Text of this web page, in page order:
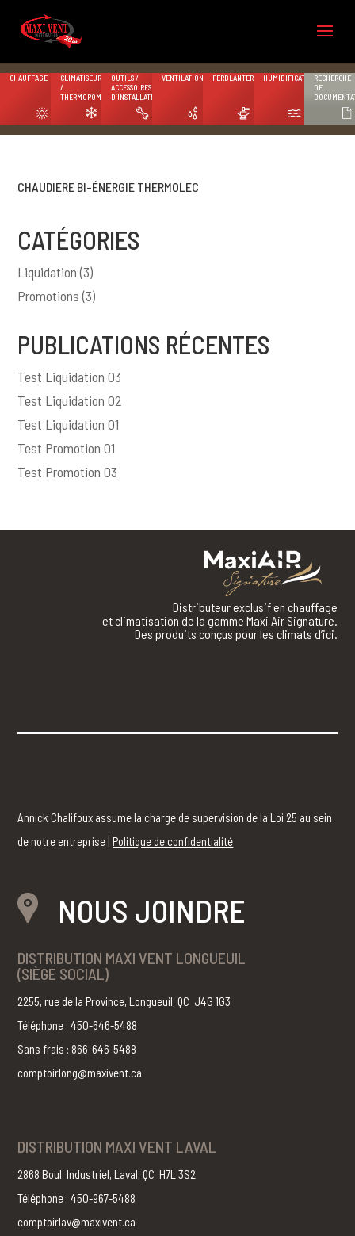
CHAUFFAGE
CLIMATISEURS
/
THERMOPOMPES
OUTILS /
ACCESSOIRES
D’INSTALLATION
VENTILATION FERBLANTERIE HUMIDIFICATIONRECHERCHE
DE
CHAUDIERE BI-ÉNERGIE THERMOLEC
CATÉGORIES
Liquidation(3)
Promotions(3)
PUBLICATIONS RÉCENTES
Test Liquidation 03
Test Liquidation 02
Test Liquidation 01
Test Promotion 01
Test Promotion 03
Distributeur exclusif en chauffage
et climatisation de la gamme Maxi Air Signature.
Des produits conçus pour les climats d’ici.
Annick Chalifoux assume la charge de supervision de la Loi 25 au sein
de notre entreprise |Politique de confidentialité
NOUS JOINDRE
DISTRIBUTION MAXI VENT LONGUEUIL
(SIÈGE SOCIAL)
2255, rue de la Province, Longueuil, QC J4G 1G3
Téléphone : 450-646-5488
Sans frais : 866-646-5488
comptoirlong@maxivent.ca
DISTRIBUTION MAXI VENT LAVAL
2868 Boul. Industriel, Laval, QC H7L 3S2
Téléphone : 450-967-5488
comptoirlav@maxivent.ca